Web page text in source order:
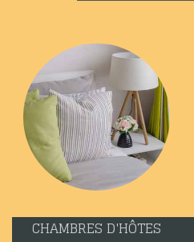
CHAMBRES D'HÔTES